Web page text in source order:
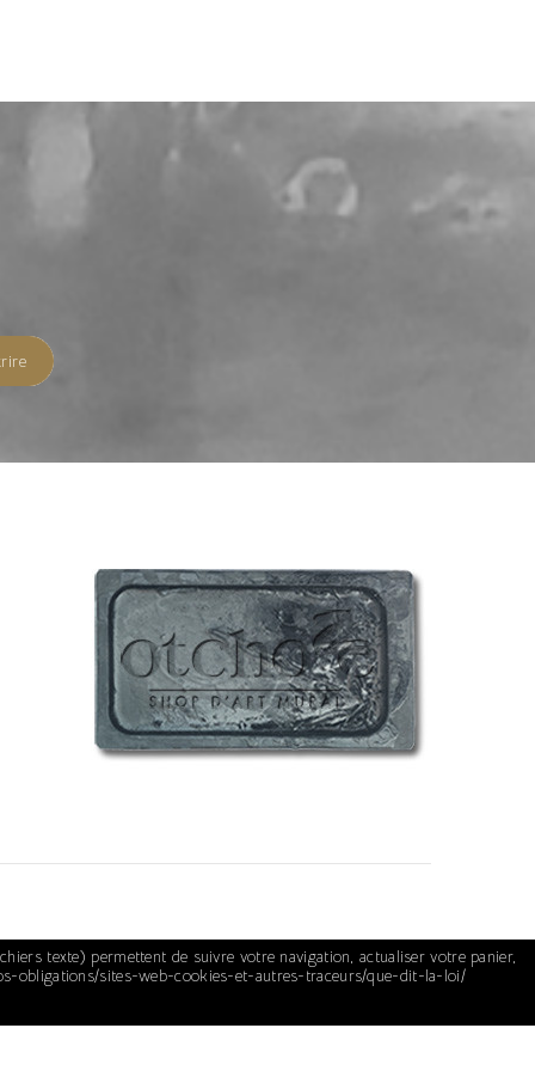
texte) permettent de suivre votre navigation, actualiser votre panier,
obligations/sites-web-cookies-et-autres-traceurs/que-dit-la-loi/